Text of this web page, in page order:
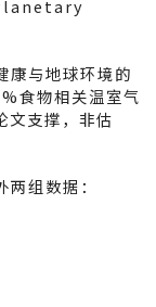
康与地球环境的
食物相关温室气
支撑，非估
组数据：